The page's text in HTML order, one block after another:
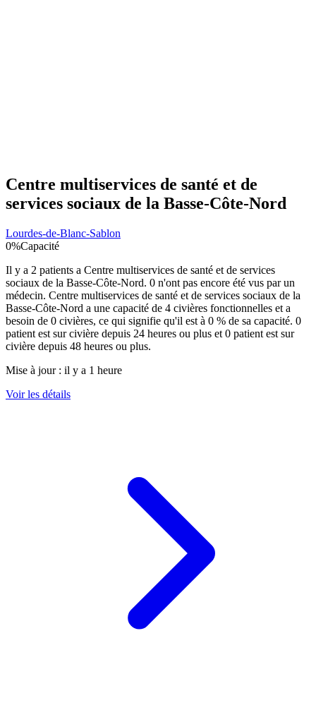
Centre multiservices de santé et de
services sociaux de la Basse-Côte-Nord
Lourdes-de-Blanc-Sablon
0%Capacité
Il y a 2 patients a Centre multiservices de santé et de services
sociaux de la Basse-Côte-Nord. 0 n'ont pas encore été vus par un
médecin. Centre multiservices de santé et de services sociaux de la
Basse-Côte-Nord a une capacité de 4 civières fonctionnelles et a
besoin de 0 civières, ce qui signifie qu'il est à 0 % de sa capacité. 0
patient est sur civière depuis 24 heures ou plus et 0 patient est sur
civière depuis 48 heures ou plus.
Mise à jour : il y a 1 heure
Voir les détails